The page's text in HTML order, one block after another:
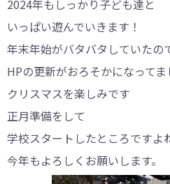
2024年もしっかり子ども達と
いっぱい遊んでいきます！
年末年始がバタバタしていたの
HPの更新がおろそかになってま
クリスマスを楽しみです
正月準備をして
学校スタートしたところですよ
今年もよろしくお願いします。